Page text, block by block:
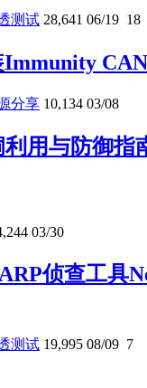
测试 28,641 06/19 18
分享 10,134 03/08
用与防御指
03/30
侦查工具
测试 19,995 08/09 7